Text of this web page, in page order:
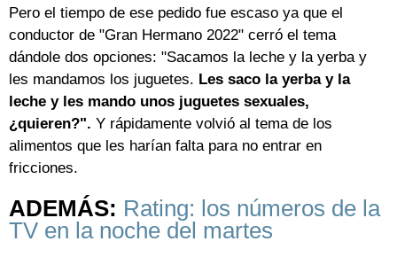
Pero el tiempo de ese pedido fue escaso ya que el
conductor de "Gran Hermano 2022" cerró el tema
dándole dos opciones: "Sacamos la leche y la yerba y
les mandamos los juguetes. Les saco la yerba y la
leche y les mando unos juguetes sexuales,
¿quieren?". Y rápidamente volvió al tema de los
alimentos que les harían falta para no entrar en
fricciones.
ADEMÁS: Rating: los números de la
TV en la noche del martes